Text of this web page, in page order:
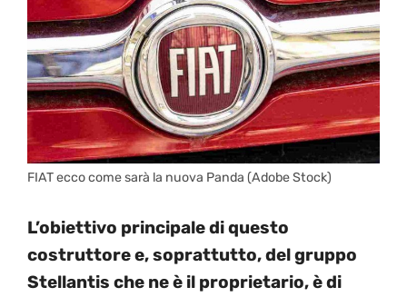
FIAT ecco come sarà la nuova Panda (Adobe Stock)
L’obiettivo principale di questo
costruttore e, soprattutto, del gruppo
Stellantis che ne è il proprietario, è di